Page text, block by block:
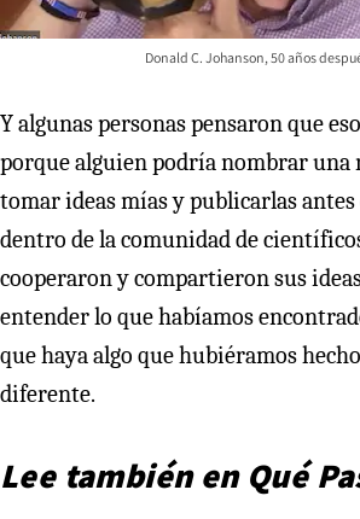
Donald C. Johanson, 50 años
Y algunas personas pensaron que
porque alguien podría nombrar una
tomar ideas mías y publicarlas antes
dentro de la comunidad de
cooperaron y compartieron sus
entender lo que habíamos
que haya algo que hubiéramos
diferente.
Lee también en Qué